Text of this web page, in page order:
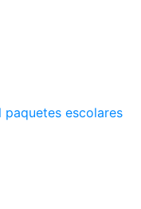
escolares